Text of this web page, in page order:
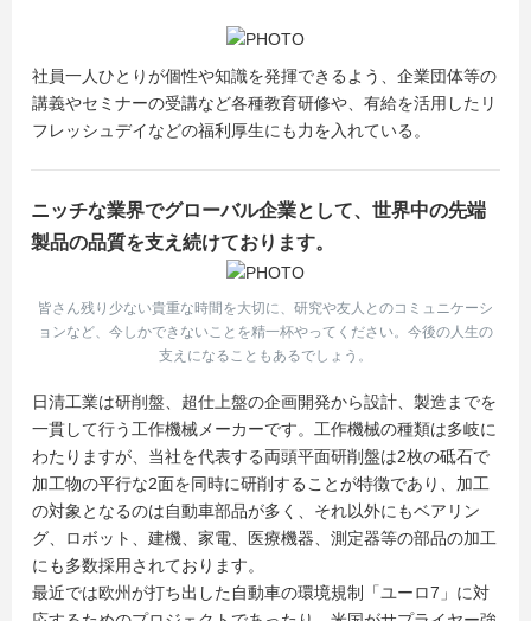
社員一人ひとりが個性や知識を発揮できるよう、企業団体等の
講義やセミナーの受講など各種教育研修や、有給を活用したリ
フレッシュデイなどの福利厚生にも力を入れている。
ニッチな業界でグローバル企業として、世界中の先端
製品の品質を支え続けております。
皆さん残り少ない貴重な時間を大切に、研究や友人とのコミュニケーシ
ョンなど、今しかできないことを精一杯やってください。今後の人生の
支えになることもあるでしょう。
日清工業は研削盤、超仕上盤の企画開発から設計、製造までを
一貫して行う工作機械メーカーです。工作機械の種類は多岐に
わたりますが、当社を代表する両頭平面研削盤は2枚の砥石で
加工物の平行な2面を同時に研削することが特徴であり、加工
の対象となるのは自動車部品が多く、それ以外にもベアリン
グ、ロボット、建機、家電、医療機器、測定器等の部品の加工
にも多数採用されております。
最近では欧州が打ち出した自動車の環境規制「ユーロ7」に対